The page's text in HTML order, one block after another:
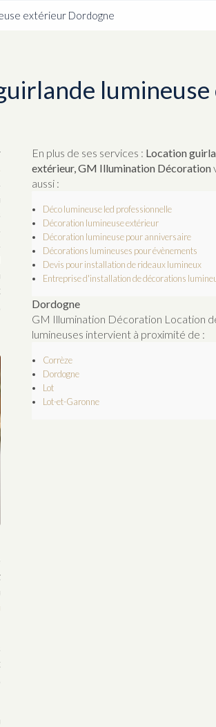
extérieur Dordogne
En plus de ses services : Location
extérieur, GM Illumination Décoration
aussi :
Déco lumineuse led professionnelle
Décoration lumineuse extérieur
Décoration lumineuse pour anniversaire
Décorations lumineuses pour évènements
Devis pour installation de rideaux lumineux
Entreprise d'installation de décorations
Dordogne
GM Illumination Décoration Location
lumineuses intervient à proximité de :
Corrèze
Dordogne
Lot
Lot-et-Garonne